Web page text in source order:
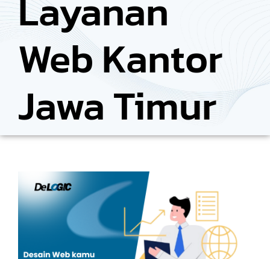
Web Kantor
Jawa Timur